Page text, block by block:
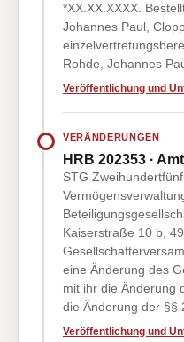
*XX.XX.XXXX.
Johannes Paul,
Rohde, Johannes
Veröffentlichung und
VERÄNDERUNGEN
HRB 202353 ·
STG
Kaiserstraße 10 b,
eine Änderung des
mit ihr die Änderung
die Änderung der §§
Veröffentlichung und